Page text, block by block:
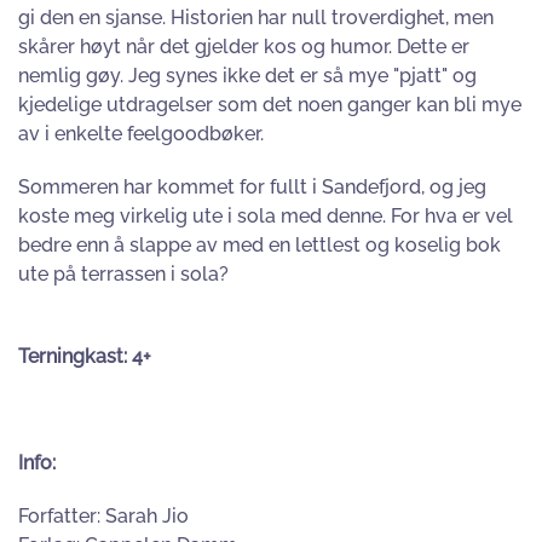
gi den en sjanse. Historien har null troverdighet, men
skårer høyt når det gjelder kos og humor. Dette er
nemlig gøy. Jeg synes ikke det er så mye "pjatt" og
kjedelige utdragelser som det noen ganger kan bli mye
av i enkelte feelgoodbøker.
Sommeren har kommet for fullt i Sandefjord, og jeg
koste meg virkelig ute i sola med denne. For hva er vel
bedre enn å slappe av med en lettlest og koselig bok
ute på terrassen i sola?
Terningkast: 4+
Info:
Forfatter: Sarah Jio